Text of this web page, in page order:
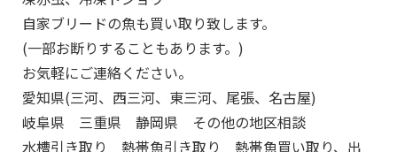
自家ブリードの魚も買い取り致します。
(一部お断りすることもあります。)
お気軽にご連絡ください。
愛知県(三河、西三河、東三河、尾張、名古屋)
岐阜県 三重県 静岡県 その他の地区相談
水槽引き取り 熱帯魚引き取り 熱帯魚買い取り、出